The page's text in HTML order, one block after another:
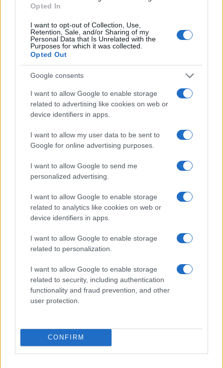
Opted In
I want to opt-out of Collection, Use,
Retention, Sale, and/or Sharing of my
Personal Data that Is Unrelated with the
Purposes for which it was collected.
Opted Out
Google consents
I want to allow Google to enable storage
related to advertising like cookies on web or
device identifiers in apps.
I want to allow my user data to be sent to
Google for online advertising purposes.
I want to allow Google to send me
personalized advertising.
I want to allow Google to enable storage
related to analytics like cookies on web or
device identifiers in apps.
I want to allow Google to enable storage
related to personalization.
I want to allow Google to enable storage
related to security, including authentication
functionality and fraud prevention, and other
user protection.
CONFIRM
Οι Ινδοί πήγαν Pitch Black 26 με μια
ιδιαιτερότητα
Πλωτά data center με ενέργεια από τα
κύματα – το AI ανοίγεται στον ωκεανό
McDonnell F3H Demon: Το βαρύ
ναυτικό μαχητικό της πρώτης εποχής
των πυραύλων
Οι Ρωσικές απώλειες στην Ουκρανία
μπορεί να φθάνουν το μισό
εκατομμύριο νεκρούς